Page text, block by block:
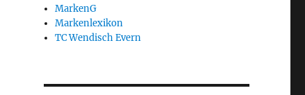
MarkenG
Markenlexikon
TC Wendisch Evern